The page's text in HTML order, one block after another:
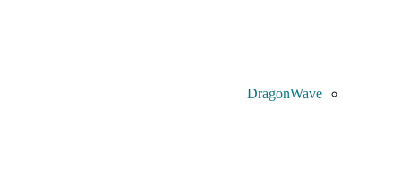
DragonWave